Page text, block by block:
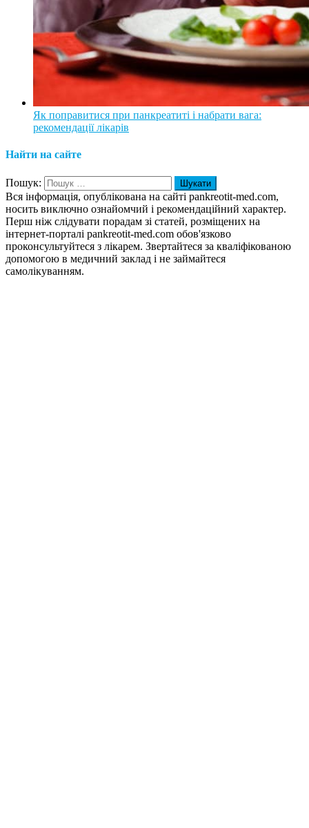
Як поправитися при панкреатиті і набрати вага:
рекомендації лікарів
Найти на сайте
Пошук:
Вся інформація, опублікована на сайті pankreotit-med.com,
носить виключно ознайомчий і рекомендаційний характер.
Перш ніж слідувати порадам зі статей, розміщених на
інтернет-порталі pankreotit-med.com обов'язково
проконсультуйтеся з лікарем. Звертайтеся за кваліфікованою
допомогою в медичний заклад і не займайтеся
самолікуванням.